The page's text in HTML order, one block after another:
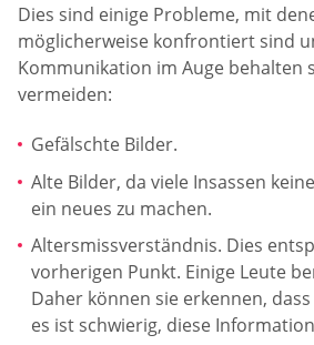
Dies sind einige Probleme, mit
möglicherweise konfrontiert sind
Kommunikation im Auge behalten
vermeiden:
Gefälschte Bilder.
Alte Bilder, da viele Insassen
ein neues zu machen.
Altersmissverständnis. Dies
vorherigen Punkt. Einige Leute
Daher können sie erkennen,
es ist schwierig, diese